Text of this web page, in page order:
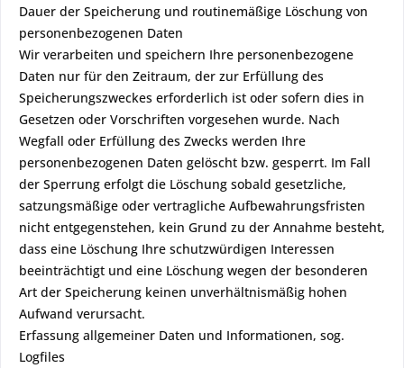
Dauer der Speicherung und routinemäßige Löschung von
personenbezogenen Daten
Wir verarbeiten und speichern Ihre personenbezogene
Daten nur für den Zeitraum, der zur Erfüllung des
Speicherungszweckes erforderlich ist oder sofern dies in
Gesetzen oder Vorschriften vorgesehen wurde. Nach
Wegfall oder Erfüllung des Zwecks werden Ihre
personenbezogenen Daten gelöscht bzw. gesperrt. Im Fall
der Sperrung erfolgt die Löschung sobald gesetzliche,
satzungsmäßige oder vertragliche Aufbewahrungsfristen
nicht entgegenstehen, kein Grund zu der Annahme besteht,
dass eine Löschung Ihre schutzwürdigen Interessen
beeinträchtigt und eine Löschung wegen der besonderen
Art der Speicherung keinen unverhältnismäßig hohen
Aufwand verursacht.
Erfassung allgemeiner Daten und Informationen, sog.
Logfiles